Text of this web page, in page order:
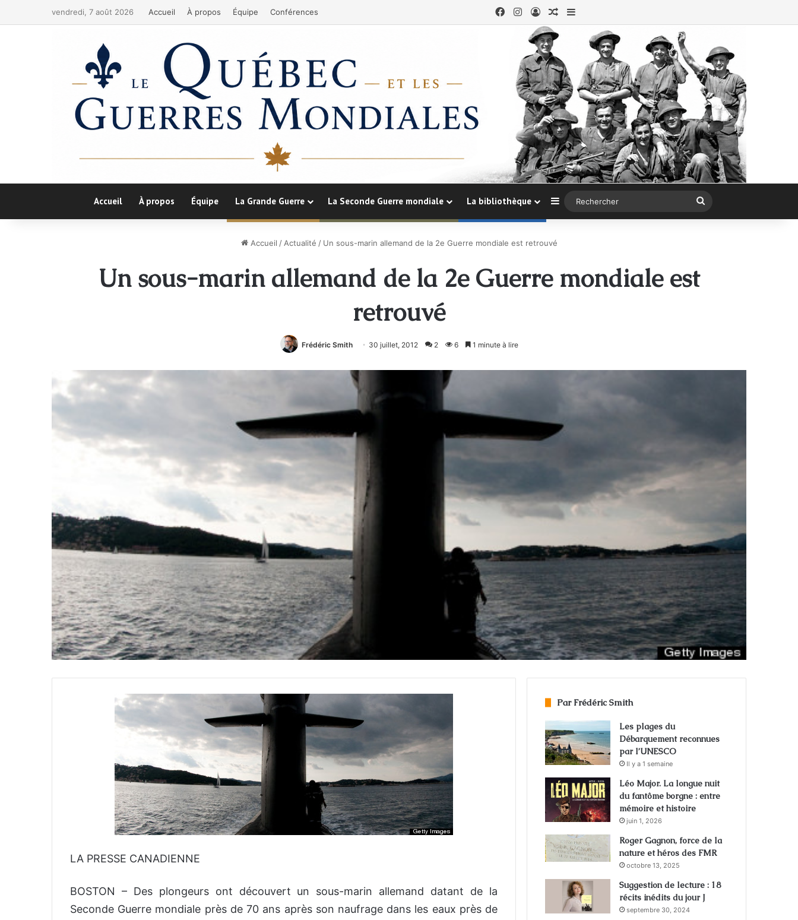
vendredi, 7 août 2026 Accueil À propos Équipe Conférences Facebook
InstagramConnexion
Article au hasard
Sidebar (barre latérale)
Accueil À propos Équipe La Grande Guerre La Seconde Guerre mondiale La bibliothèque Sidebar (barre latérale)
Accueil / Actualité / Un sous-marin allemand de la 2e Guerre mondiale est retrouvé
Un sous-marin allemand de la 2e Guerre mondiale est
retrouvé
Frédéric Smith 30 juillet, 2012 2 6 1 minute à lire
LA PRESSE CANADIENNE
BOSTON – Des plongeurs ont découvert un sous-marin allemand datant de la
Seconde Guerre mondiale près de 70 ans après son naufrage dans les eaux près de
Par Frédéric Smith
Les plages du
Débarquement reconnues
par l’UNESCO
Il y a 1 semaine
Léo Major. La longue nuit
du fantôme borgne : entre
mémoire et histoire
juin 1, 2026
Roger Gagnon, force de la
nature et héros des FMR
octobre 13, 2025
Suggestion de lecture : 18
récits inédits du jour J
septembre 30, 2024